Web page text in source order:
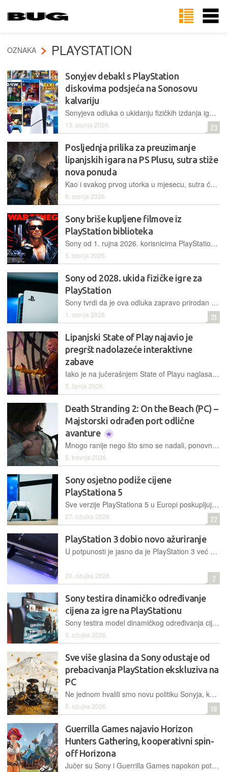
OZNAKA PLAYSTATION
Sonyjev debakl s PlayStation
diskovima podsjeća na Sonosovu
kalvariju
Sonyjeva odluka o ukidanju fizičkih izdanja igara izazvala je popriličan bijes milijuna igrača. Suočeni s bojkotom, peticijama i tužbama, hoće li tehnološki div priznati pogrešku ili riskirati trajnu štetu u odnosu sa svojom zajednicom?
13. srpnja 2026. 23
Posljednja prilika za preuzimanje
lipanjskih igara na PS Plusu, sutra stiže
nova ponuda
Kao i svakog prvog utorka u mjesecu, sutra će PlayStation pretplatnicima na PS Plus ponuditi tri nove igre koje mogu uvrstiti u svoje kolekcije, a predvodi ih Call of Duty: Modern Warfare III
6. srpnja 2026.
Sony briše kupljene filmove iz
PlayStation biblioteka
Sony od 1. rujna 2026. korisnicima PlayStationa uklanja pristup više od 550 filmova i serija koje su prethodno kupili. Povrat novca nije spomenut, kompenzacija nije ponuđena
5. srpnja 2026.
Sony od 2028. ukida fizičke igre za
PlayStation
Sony tvrdi da je ova odluka zapravo prirodan smjer u prilagodbi promjenama u navikama potrošača, budući da se sve više kupuju digitalna izdanja igara
1. srpnja 2026. 31
Lipanjski State of Play najavio je
pregršt nadolazeće interaktivne
zabave
Iako je na jučerašnjem State of Playu naglasak nesumnjivo bio na novom God of Waru, prikazani su i brojni drugi hitovi koji će se uskoro pojaviti na PlayStationu 5
3. lipnja 2026.
Death Stranding 2: On the Beach (PC) –
Majstorski odrađen port odlične
avanture
Mnogo ranije nego što smo se nadali, ponovno smo dobili priliku zaigrati Death Stranding 2 i odmah možemo reći kako je riječ o vjerojatno najboljoj preradi s PlayStationa na PC
5. travnja 2026.
Sony osjetno podiže cijene
PlayStationa 5
Sve verzije PlayStationa 5 u Europi poskupljuju, a najviše je nastradao PlayStation 5 Pro čija se cijena diže za čak 100 eura
27. ožujka 2026. 22
PlayStation 3 dobio novo ažuriranje
U potpunosti je jasno da je PlayStation 3 već neko vrijeme u takozvanoj ‘fazi održavanja’, no ovakva podrška pokazuje da Sony nije u potpunosti zaboravio svoje starije konzole
20. ožujka 2026. 2
Sony testira dinamičko određivanje
cijena za igre na PlayStationu
Sony testira model dinamičkog određivanja cijena za PlayStation igre, zbog čega neki korisnici dobivaju veće popuste od drugih
9. ožujka 2026.
Sve više glasina da Sony odustaje od
prebacivanja PlayStation ekskluziva na
PC
Ne jednom hvalili smo novu politiku Sonyja, koji je prije par godina počeo dovoditi ekskluzivna izdanja za PlayStation na PC, no izgleda da su odlučili promijeniti stav
5. ožujka 2026. 18
Guerrilla Games najavio Horizon
Hunters Gathering, kooperativni spin-
off Horizona
Jučer su Sony i Guerrilla Games napokon potvrdili razvoj igre Horizon Hunters Gathering, koja će od prvog dana biti dostupna na PlayStationu 5 i PC-ju